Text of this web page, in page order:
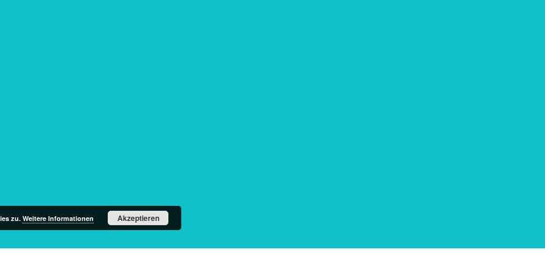
zu. Weitere Informationen Akzeptieren